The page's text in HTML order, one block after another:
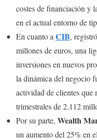
costes de financiación y
en el actual entorno de
En cuanto a CIB,
millones de euros, una
inversiones en nuevos
la dinámica del negocio
actividad de clientes que
trimestrales de 2.112
Por su parte, Wealth
un aumento del 25% en